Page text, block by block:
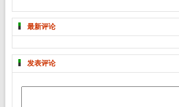
最新评论
发表评论